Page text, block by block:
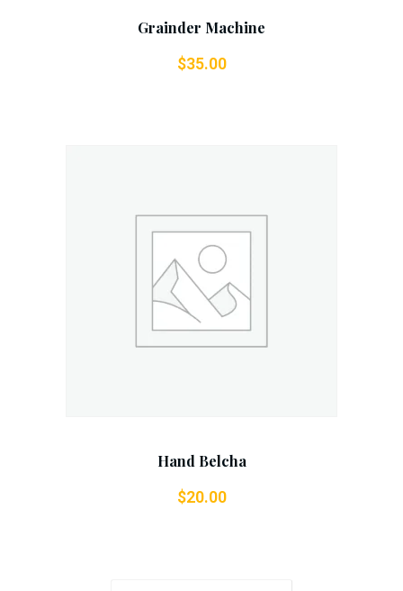
Grainder Machine
$35.00
Hand Belcha
$20.00